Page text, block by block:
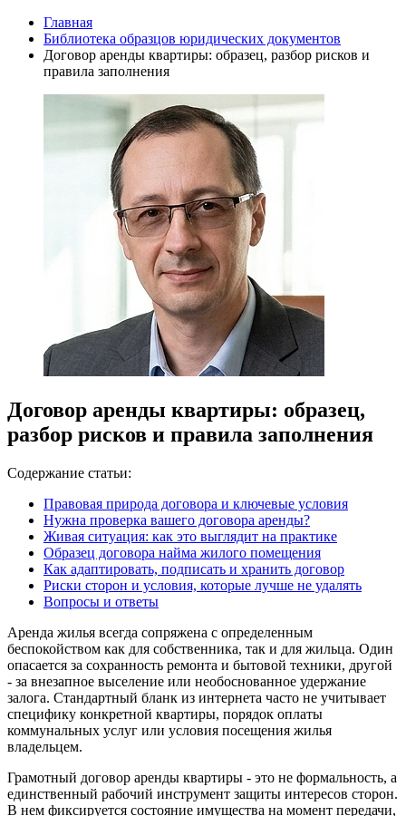
Главная
Библиотека образцов юридических документов
Договор аренды квартиры: образец, разбор рисков и
правила заполнения
Договор аренды квартиры: образец,
разбор рисков и правила заполнения
Содержание статьи:
Правовая природа договора и ключевые условия
Нужна проверка вашего договора аренды?
Живая ситуация: как это выглядит на практике
Образец договора найма жилого помещения
Как адаптировать, подписать и хранить договор
Риски сторон и условия, которые лучше не удалять
Вопросы и ответы
Аренда жилья всегда сопряжена с определенным
беспокойством как для собственника, так и для жильца. Один
опасается за сохранность ремонта и бытовой техники, другой
- за внезапное выселение или необоснованное удержание
залога. Стандартный бланк из интернета часто не учитывает
специфику конкретной квартиры, порядок оплаты
коммунальных услуг или условия посещения жилья
владельцем.
Грамотный договор аренды квартиры - это не формальность, а
единственный рабочий инструмент защиты интересов сторон.
В нем фиксируется состояние имущества на момент передачи,